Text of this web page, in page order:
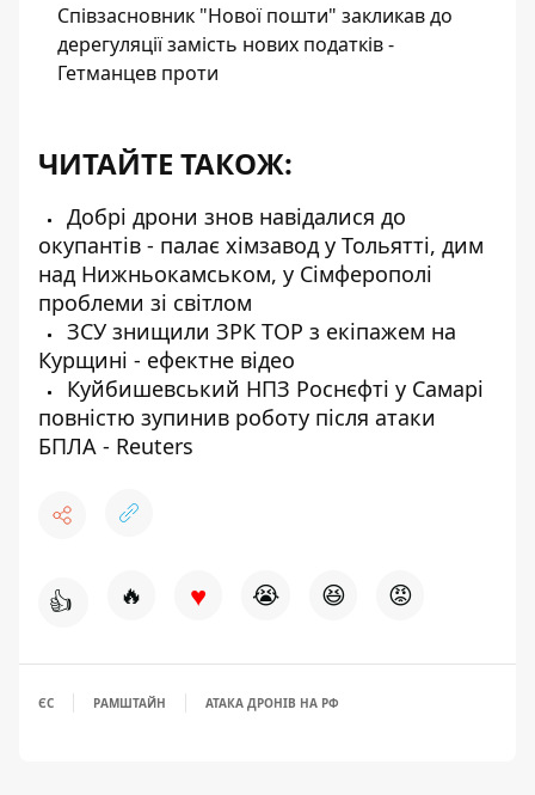
Співзасновник "Нової пошти" закликав до
дерегуляції замість нових податків -
Гетманцев проти
ЧИТАЙТЕ ТАКОЖ:
Добрі дрони знов навідалися до
окупантів - палає хімзавод у Тольятті, дим
над Нижньокамськом, у Сімферополі
проблеми зі світлом
ЗСУ знищили ЗРК ТОР з екіпажем на
Курщині - ефектне відео
Куйбишевський НПЗ Роснєфті у Самарі
повністю зупинив роботу після атаки
БПЛА - Reuters
👍 🔥 ♥ 😭 😆 😡
ЄС РАМШТАЙН АТАКА ДРОНІВ НА РФ